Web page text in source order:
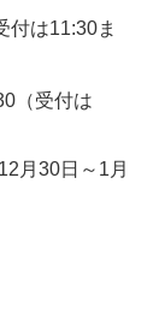
付は11:30ま
（受付は
月30日～1月